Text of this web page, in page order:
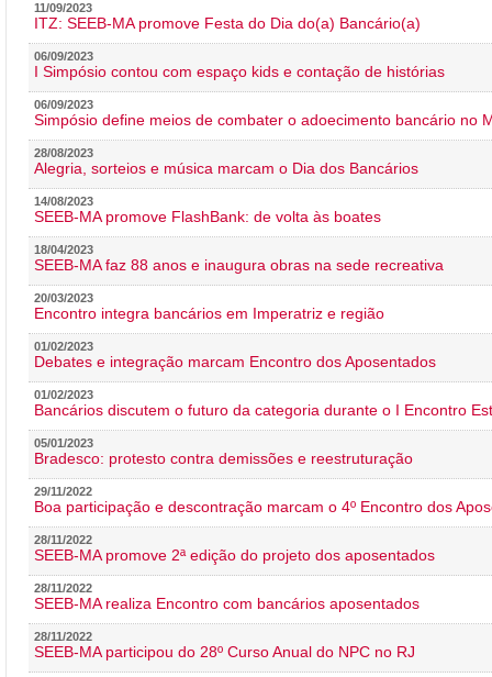
11/09/2023
ITZ: SEEB-MA promove Festa do Dia do(a) Bancário(a)
06/09/2023
I Simpósio contou com espaço kids e contação de histórias
06/09/2023
Simpósio define meios de combater o adoecimento bancário no
28/08/2023
Alegria, sorteios e música marcam o Dia dos Bancários
14/08/2023
SEEB-MA promove FlashBank: de volta às boates
18/04/2023
SEEB-MA faz 88 anos e inaugura obras na sede recreativa
20/03/2023
Encontro integra bancários em Imperatriz e região
01/02/2023
Debates e integração marcam Encontro dos Aposentados
01/02/2023
Bancários discutem o futuro da categoria durante o I Encontro
05/01/2023
Bradesco: protesto contra demissões e reestruturação
29/11/2022
Boa participação e descontração marcam o 4º Encontro dos
28/11/2022
SEEB-MA promove 2ª edição do projeto dos aposentados
28/11/2022
SEEB-MA realiza Encontro com bancários aposentados
28/11/2022
SEEB-MA participou do 28º Curso Anual do NPC no RJ